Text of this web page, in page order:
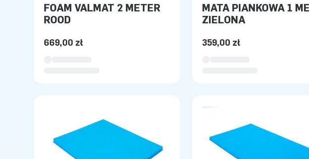
FOAM VALMAT 2 METER
ROOD
669,00 zł
MATA PIANKOWA 1
ZIELONA
359,00 zł